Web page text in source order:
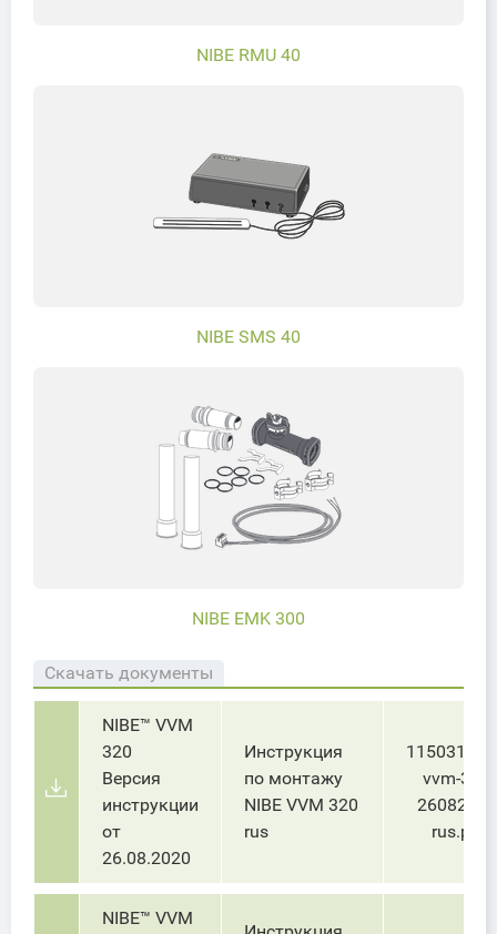
NIBE RMU 40
NIBE SMS 40
NIBE EMK 300
Скачать документы
NIBE™ VVM
320
Версия
инструкции
от
26.08.2020
Инструкция
по монтажу
NIBE VVM 320
rus
vvm-320-
rus.pdf
NIBE™ VVM